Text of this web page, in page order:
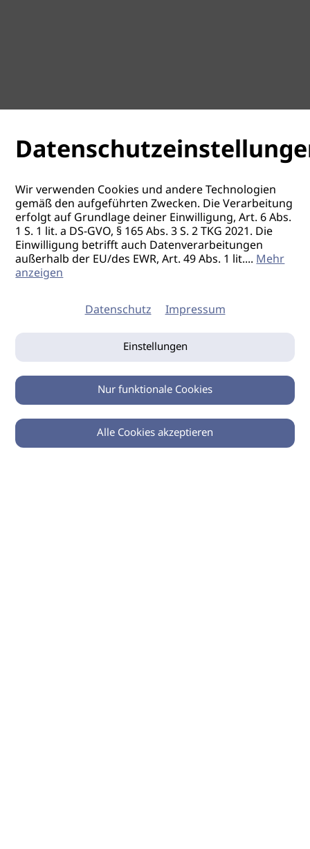
0
Wir verwenden Cookies und andere Technologien
gemäß den aufgeführten Zwecken. Die Verarbeitung
erfolgt auf Grundlage deiner Einwilligung, Art. 6 Abs.
1 S. 1 lit. a DS-GVO, § 165 Abs. 3 S. 2 TKG 2021. Die
Einwilligung betrifft auch Datenverarbeitungen
außerhalb der EU/des EWR, Art. 49 Abs. 1 lit....Mehr
anzeigen
Datenschutz Impressum
Einstellungen
Nur funktionale Cookies
Alle Cookies akzeptieren